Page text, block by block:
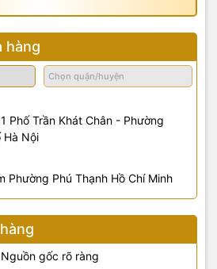
hàng
Phố Trần Khát Chân - Phường
Hà Nội
Phường Phú Thạnh Hồ Chí Minh
gốc rõ ràng